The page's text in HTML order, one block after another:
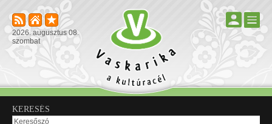
2026. augusztus 08.
szombat
KERESÉS